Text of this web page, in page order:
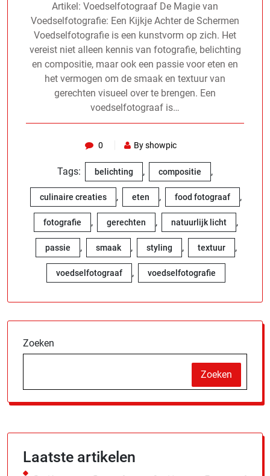
Artikel: Voedselfotograaf De Magie van
Voedselfotografie: Een Kijkje Achter de Schermen
Voedselfotografie is een kunstvorm op zich. Het
vereist niet alleen kennis van fotografie, belichting
en compositie, maar ook een passie voor eten en
het vermogen om de smaak en textuur van
gerechten visueel over te brengen. Een
voedselfotograaf is…
0 By showpic
Tags: belichting , compositie ,
culinaire creaties , eten , food fotograaf ,
fotografie , gerechten , natuurlijk licht ,
passie , smaak , styling , textuur ,
voedselfotograaf , voedselfotografie
Zoeken
Zoeken
Laatste artikelen